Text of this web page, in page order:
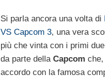
Si parla ancora una volta di
VS Capcom 3, una vera
più che vinta con i primi
da parte della Capcom
accordo con la famosa